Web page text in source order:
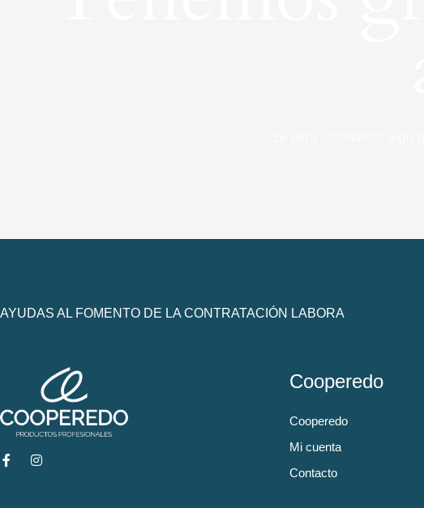
AYUDAS AL FOMENTO DE LA CONTRATACIÓN LABORA
Cooperedo
Cooperedo
Mi cuenta
Contacto